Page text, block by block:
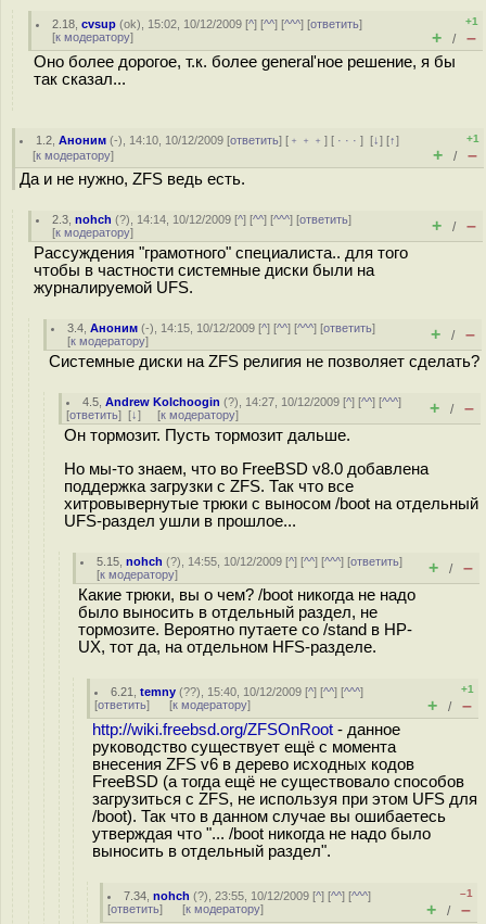
2.18 ,cvsup (ok), 15:02, 10/12/2009 [^] [^^] [^^^] [ответить]
[к модератору]
+1
+ / –
Оно более дорогое, т.к. более general'ное решение, я бы
так сказал...
1.2 ,Аноним (-), 14:10, 10/12/2009 [ответить] [ ﹢﹢﹢] [ · · ·][↓] [↑]
[к модератору]
+1
+ / –
Да и не нужно, ZFS ведь есть.
2.3 ,nohch (?), 14:14, 10/12/2009 [^] [^^] [^^^] [ответить]
[к модератору] + / –
Рассуждения "грамотного" специалиста.. для того
чтобы в частности системные диски были на
журналируемой UFS.
3.4 ,Аноним (-), 14:15, 10/12/2009 [^] [^^] [^^^] [ответить]
[к модератору] + / –
Системные диски на ZFS религия не позволяет сделать?
4.5 ,Andrew Kolchoogin (?), 14:27, 10/12/2009 [^] [^^] [^^^]
[ответить] [↓] [к модератору] + / –
Он тормозит. Пусть тормозит дальше.
Но мы-то знаем, что во FreeBSD v8.0 добавлена
поддержка загрузки с ZFS. Так что все
хитровывернутые трюки с выносом /boot на отдельный
UFS-раздел ушли в прошлое...
5.15 ,nohch (?), 14:55, 10/12/2009 [^] [^^] [^^^] [ответить]
[к модератору] + / –
Какие трюки, вы о чем? /boot никогда не надо
было выносить в отдельный раздел, не
тормозите. Вероятно путаете со /stand в HP-
UX, тот да, на отдельном HFS-разделе.
6.21 ,temny (??), 15:40, 10/12/2009 [^] [^^] [^^^]
[ответить] [к модератору]
+1
+ / –
http://wiki.freebsd.org/ZFSOnRoot - данное
руководство существует ещё с момента
внесения ZFS v6 в дерево исходных кодов
FreeBSD (а тогда ещё не существовало способов
загрузиться с ZFS, не используя при этом UFS для
/boot). Так что в данном случае вы ошибаетесь
утверждая что "... /boot никогда не надо было
выносить в отдельный раздел".
7.34 ,nohch (?), 23:55, 10/12/2009 [^] [^^] [^^^]
[ответить] [к модератору]
–1
+ / –